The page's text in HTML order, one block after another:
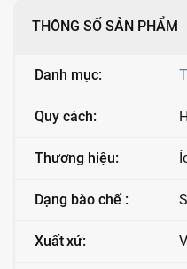
THÔNG SỐ SẢN PHẨM
Danh mục:
Quy cách:
Thương hiệu:
Dạng bào chế :
Xuất xứ: